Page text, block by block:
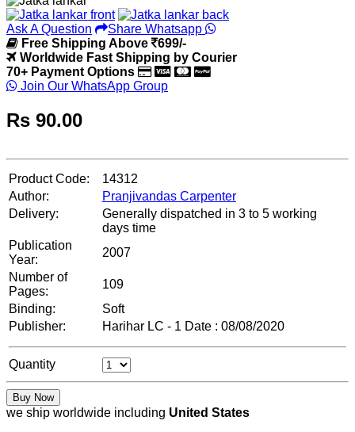
Ask A Question
Share Whatsapp
Free Shipping Above
699/-
Worldwide Fast Shipping by Courier
70+ Payment Options
Join Our WhatsApp Group
Rs 90.00
Product Code:
14312
Author:
Pranjivandas Carpenter
Delivery:
Generally dispatched in 3 to 5 working
days time
Publication
Year:
2007
Number of
Pages:
109
Binding:
Soft
Publisher:
Harihar LC - 1 Date : 08/08/2020
Quantity
Buy Now
we ship worldwide including United States